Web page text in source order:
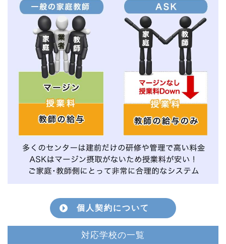
個人契約について
対応学校の一覧